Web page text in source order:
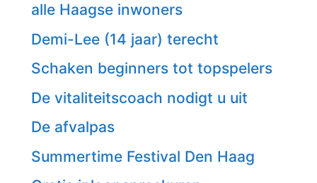
alle Haagse inwoners
Demi-Lee (14 jaar) terecht
Schaken beginners tot topspelers
De vitaliteitscoach nodigt u uit
De afvalpas
Summertime Festival Den Haag